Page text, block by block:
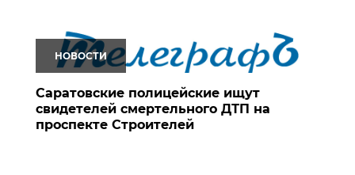
НОВОСТИ
Саратовские полицейские ищут
свидетелей смертельного ДТП на
проспекте Строителей